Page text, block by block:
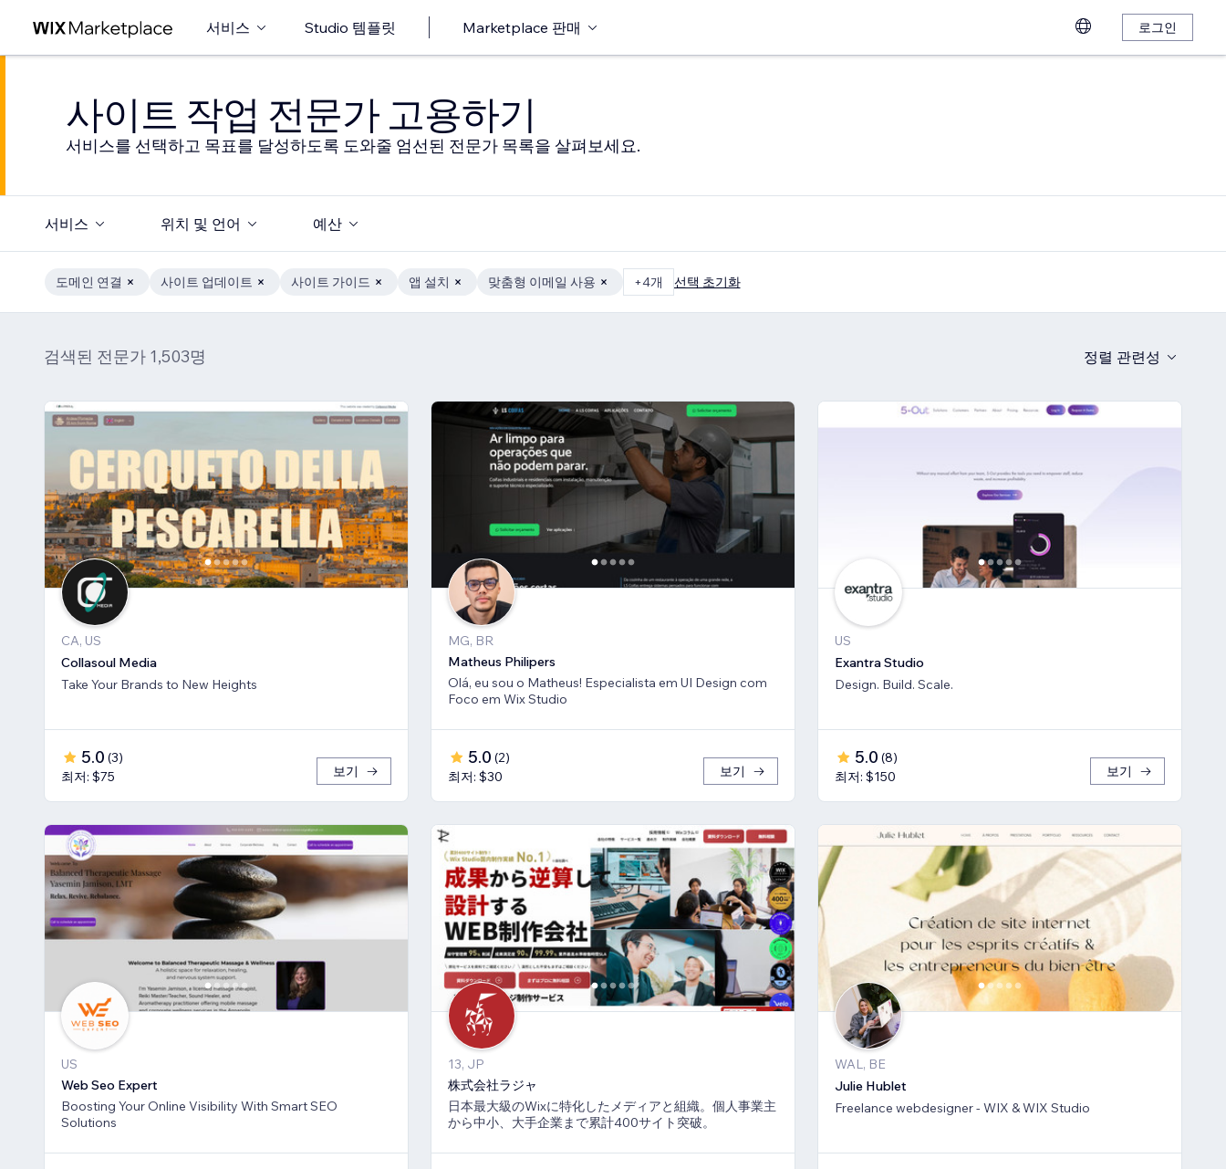
서비스 Studio 템플릿 Marketplace 판매 로그인
사이트 작업 전문가 고용하기
서비스를 선택하고 목표를 달성하도록 도와줄 엄선된 전문가 목록을 살펴보세요.
서비스 위치 및 언어 예산
도메인 연결 사이트 업데이트 사이트 가이드 앱 설치 맞춤형 이메일 사용 +4개 선택 초기화
검색된 전문가 1,503명 정렬 관련성
CA, US
Collasoul Media
Take Your Brands to New Heights
5.0 (3)
최저: $75
보기
MG, BR
Matheus Philipers
Olá, eu sou o Matheus! Especialista em UI Design com
Foco em Wix Studio
5.0 (2)
최저: $30
보기
US
Exantra Studio
Design. Build. Scale.
5.0 (8)
최저: $150
보기
US
Web Seo Expert
Boosting Your Online Visibility With Smart SEO
Solutions
13, JP
株式会社ラジャ
日本最大級のWixに特化したメディアと組織。個人事業主
から中小、大手企業まで累計400サイト突破。
WAL, BE
Julie Hublet
Freelance webdesigner - WIX & WIX Studio